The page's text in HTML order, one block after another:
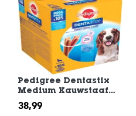
Pedigree Dentastix
Medium Kauwstaaf
Gebitsverzorgende
Hondensnack 105
38,99